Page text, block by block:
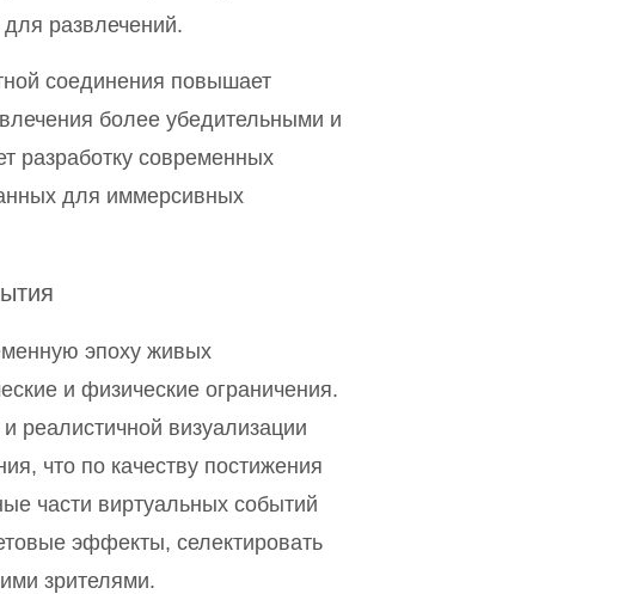
развлечений.
соединения повышает
более убедительными и
разработку современных
для иммерсивных
эпоху живых
и физические ограничения.
реалистичной визуализации
что по качеству постижения
части виртуальных событий
эффекты, селектировать
зрителями.